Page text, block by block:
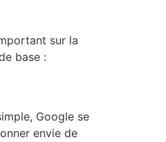
sur la
base :
Google se
envie de